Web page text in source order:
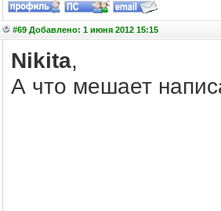
#69 Добавлено: 1 июня 2012 15:15
Nikita,
А что мешает